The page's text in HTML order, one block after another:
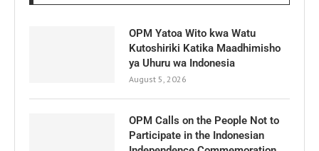
OPM Yatoa Wito kwa Watu
Kutoshiriki Katika Maadhimisho
ya Uhuru wa Indonesia
August 5, 2026
OPM Calls on the People Not to
Participate in the Indonesian